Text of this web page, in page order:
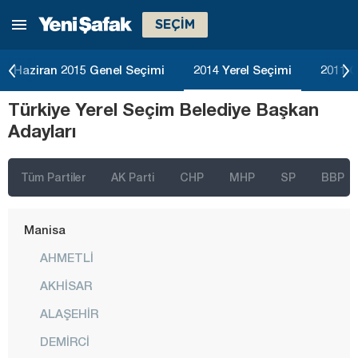
SEÇİM
Haziran 2015 Genel Seçimi 2014 Yerel Seçimi 2011
Türkiye Yerel Seçim Belediye Başkan
Adayları
Tüm Partiler AK Parti CHP MHP SP BBP
Kırklareli
Kocaeli
Konya
Malatya
Manisa
AHMETLİ
AKHİSAR
ALAŞEHİR
DEMİRCİ